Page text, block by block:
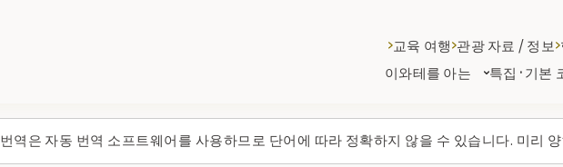
번역은 자동 번역 소프트웨어를 사용하므로 단어에 따라 정확하지 않을 수 있습니다. 미리
이와테를 아는 특집·기본
교육 여행 관광 자료 / 정보